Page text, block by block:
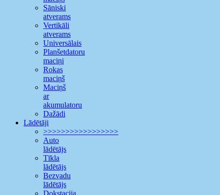
Sāniski
atverams
Vertikāli
atverams
Universālais
Planšetdatoru
maciņi
Rokas
maciņš
Maciņš
ar
akumulatoru
Dažādi
Lādētāji
>>>>>>>>>>>>>>>>>
Auto
lādētājs
Tīkla
lādētājs
Bezvadu
lādētājs